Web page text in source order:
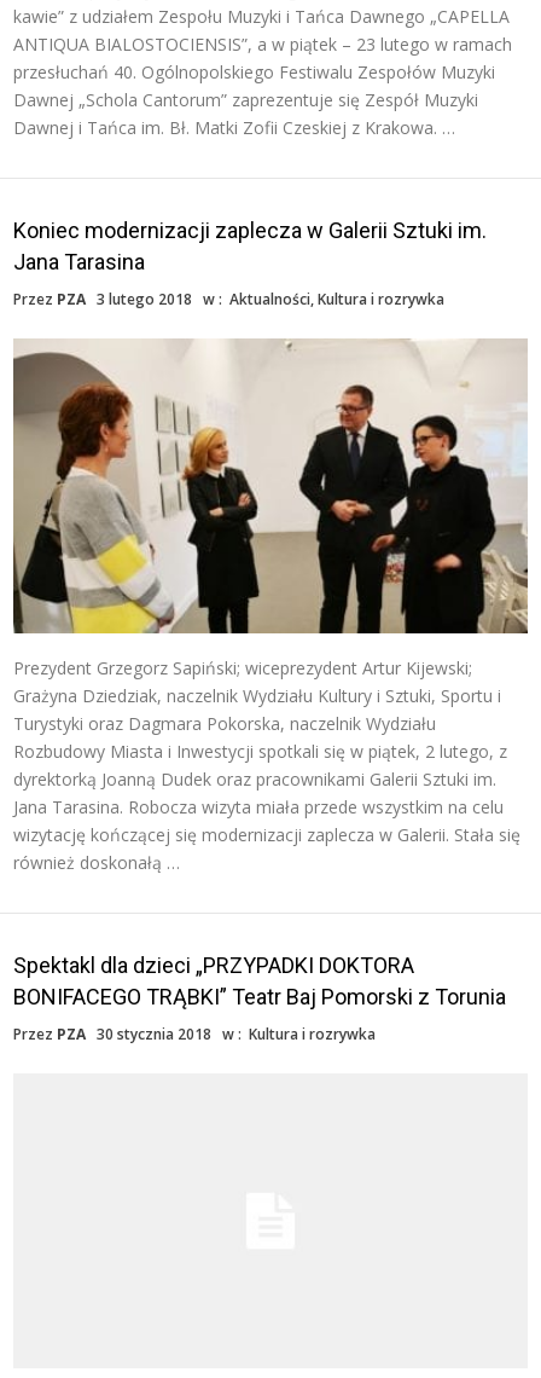
kawie” z udziałem Zespołu Muzyki i Tańca Dawnego „CAPELLA
ANTIQUA BIALOSTOCIENSIS”, a w piątek – 23 lutego w ramach
przesłuchań 40. Ogólnopolskiego Festiwalu Zespołów Muzyki
Dawnej „Schola Cantorum” zaprezentuje się Zespół Muzyki
Dawnej i Tańca im. Bł. Matki Zofii Czeskiej z Krakowa. …
Koniec modernizacji zaplecza w Galerii Sztuki im.
Jana Tarasina
Przez PZA 3 lutego 2018 w :Aktualności,Kultura i rozrywka
Prezydent Grzegorz Sapiński; wiceprezydent Artur Kijewski;
Grażyna Dziedziak, naczelnik Wydziału Kultury i Sztuki, Sportu i
Turystyki oraz Dagmara Pokorska, naczelnik Wydziału
Rozbudowy Miasta i Inwestycji spotkali się w piątek, 2 lutego, z
dyrektorką Joanną Dudek oraz pracownikami Galerii Sztuki im.
Jana Tarasina. Robocza wizyta miała przede wszystkim na celu
wizytację kończącej się modernizacji zaplecza w Galerii. Stała się
również doskonałą …
Spektakl dla dzieci „PRZYPADKI DOKTORA
BONIFACEGO TRĄBKI” Teatr Baj Pomorski z Torunia
Przez PZA 30 stycznia 2018 w :Kultura i rozrywka